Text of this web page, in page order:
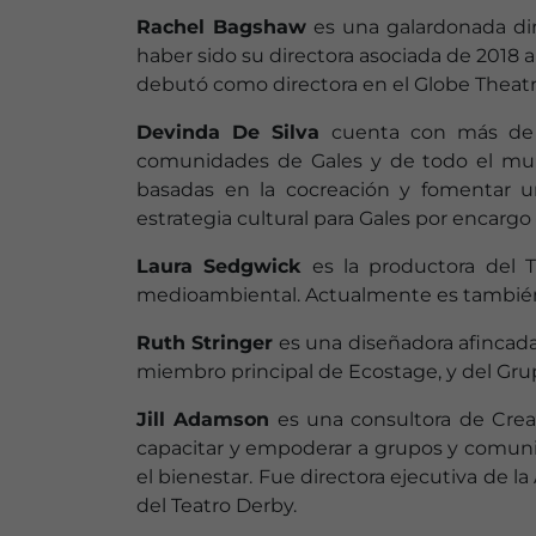
Rachel Bagshawes una galardonada
haber sido su directora asociada de
debutó como directora en el Globe
Devinda De Silva cuenta con más
comunidades de Gales y de todo el
basadas en la cocreación y fomentar
estrategia cultural para Gales por encargo
Laura Sedgwick es la productora del
medioambiental. Actualmente es
Ruth Stringer es una diseñadora
miembro principal de Ecostage, y del
Jill Adamson es una consultora de
capacitar y empoderar a grupos y
el bienestar. Fue directora ejecutiva de
del Teatro Derby.